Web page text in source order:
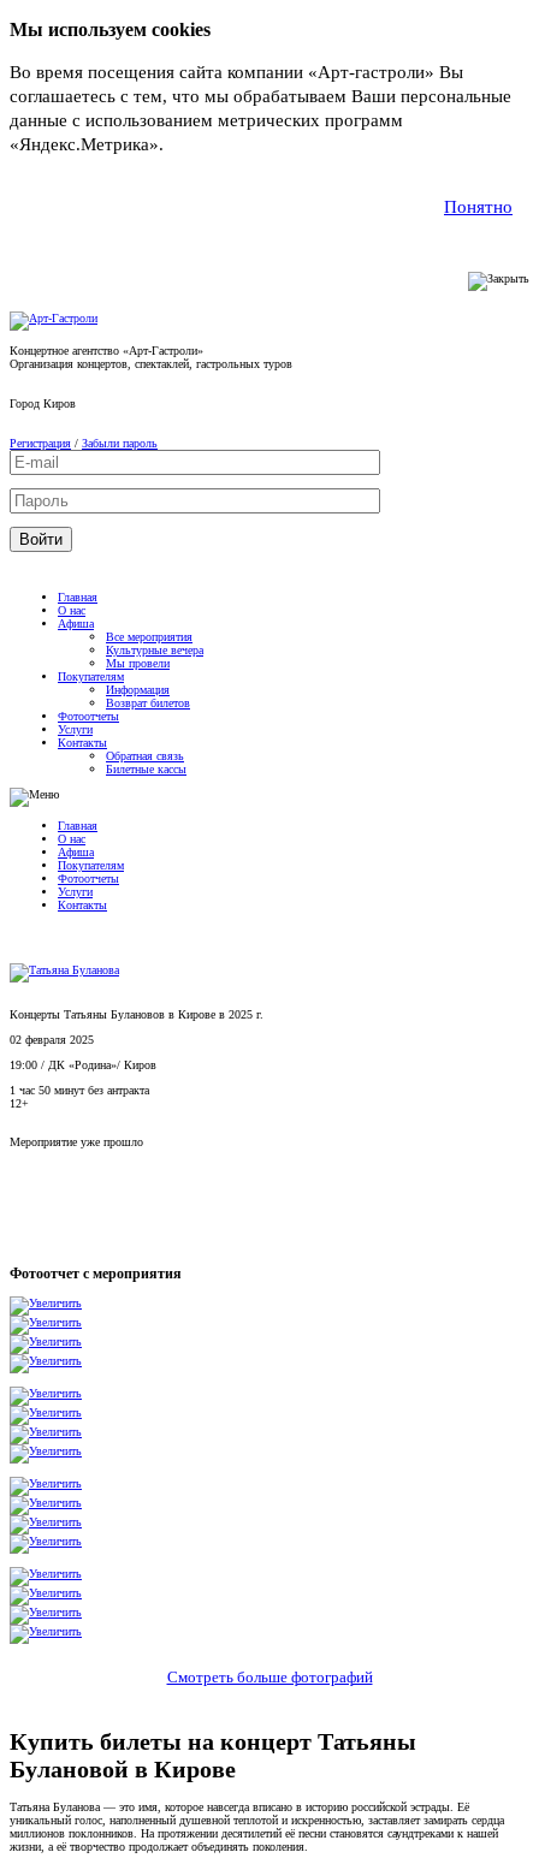
Мы используем cookies
Во время посещения сайта компании «Арт-гастроли» Вы
соглашаетесь с тем, что мы обрабатываем Ваши персональные
данные с использованием метрических программ
«Яндекс.Метрика».
Понятно
Концертное агентство «Арт-Гастроли»
Организация концертов, спектаклей, гастрольных туров
Город Киров
Регистрация / Забыли пароль
Главная
О нас
Афиша
Все мероприятия
Культурные вечера
Мы провели
Покупателям
Информация
Возврат билетов
Фотоотчеты
Услуги
Контакты
Обратная связь
Билетные кассы
Главная
О нас
Афиша
Покупателям
Фотоотчеты
Услуги
Контакты
Концерты Татьяны Булановов в Кирове в 2025 г.
02 февраля 2025
19:00 / ДК «Родина»/ Киров
1 час 50 минут без антракта
12+
Мероприятие уже прошло
Фотоотчет с мероприятия
Смотреть больше фотографий
Купить билеты на концерт Татьяны
Булановой в Кирове
Татьяна Буланова — это имя, которое навсегда вписано в историю российской эстрады. Её
уникальный голос, наполненный душевной теплотой и искренностью, заставляет замирать сердца
миллионов поклонников. На протяжении десятилетий её песни становятся саундтреками к нашей
жизни, а её творчество продолжает объединять поколения.